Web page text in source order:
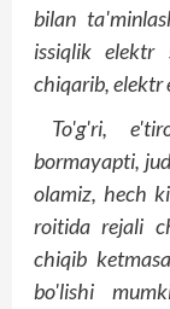
bilan
issiqlik elektr
chiqarib, elektr
To'g'ri,
bormayapti,
olamiz, hech
roitida rejali
chiqib
bo'lishi